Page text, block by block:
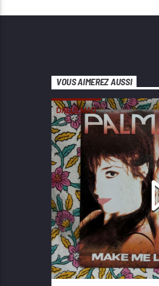
VOUS AIMEREZ AUSSI
DALLE MAD